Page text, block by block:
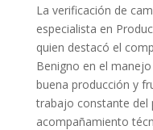
La verificación de
especialista en
quien destacó el
Benigno en el
buena producción y
trabajo constante del
acompañamiento